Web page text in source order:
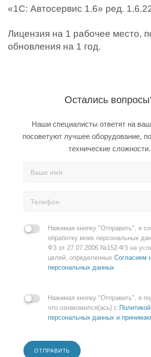
«1С: Автосервис 1.6» ред.
Лицензия на 1 рабочее место,
обновления на 1 год.
Остались
Наши специалисты ответят на
посоветуют лучшее оборудование,
технические сложности.
Нажимая кнопку "Отправить", я
обработку моих персональных
ФЗ от 27.07.2006 №152-ФЗ на
целей, определенных Согласием
персональных данных
Нажимая кнопку "Отправить", я
что ознакомился(ась) с
персональных данных и
ОТПРАВИТЬ